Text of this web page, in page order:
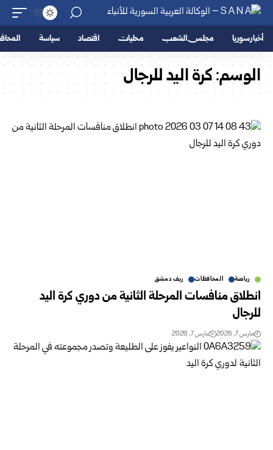
أخبار سوريا مجلس الشعب محليات اقتصاد سياسة
الوسم:كرة اليد للرجال
رياضة المحافظات ريف دمشق
انطلاق منافسات المرحلة الثانية من دوري كرة اليد
للرجال
مارس 7, 2026 مارس 7, 2026